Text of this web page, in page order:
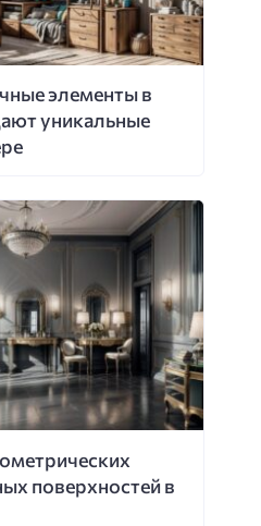
элементы в
уникальные
поверхностей в